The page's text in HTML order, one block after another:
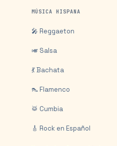
MÚSICA HISPANA
🎤 Reggaeton
🎺 Salsa
💃 Bachata
👠 Flamenco
🥁 Cumbia
🎸 Rock en Español